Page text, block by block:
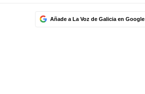
Añade a La Voz de Galicia en Google